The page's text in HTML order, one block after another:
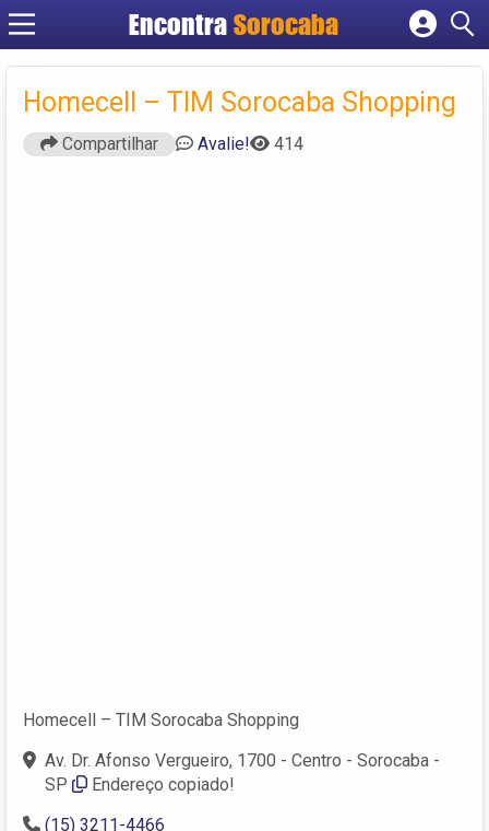
EncontraSorocaba
Cadastrar empresa
Criar conta
Homecell – TIM Sorocaba Shopping
Compartilhar Avalie! 414
Homecell – TIM Sorocaba Shopping
Av. Dr. Afonso Vergueiro, 1700 - Centro - Sorocaba -
SP
Endereço copiado!
(15) 3211-4466